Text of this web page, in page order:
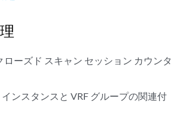
ローズド スキャン セッション カウンタ
インスタンスと VRF グループの関連付